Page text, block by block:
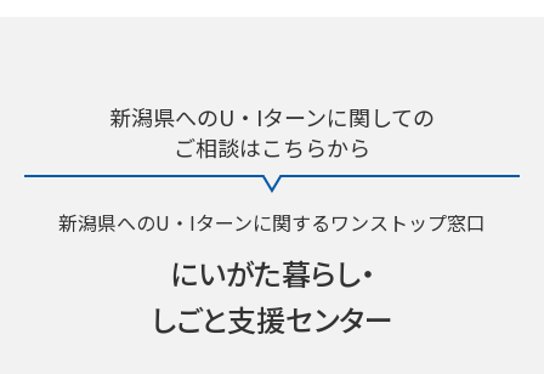
新潟県へのU・Iターンに関しての
ご相談はこちらから
新潟県へのU・Iターンに関するワンストップ窓口
にいがた暮らし・
しごと支援センター